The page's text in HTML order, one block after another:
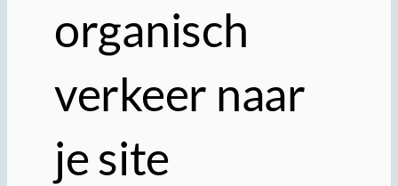
organisch
verkeer naar
je site